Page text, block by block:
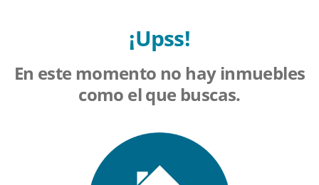
¡Upss!
En este momento no hay inmuebles
como el que buscas.